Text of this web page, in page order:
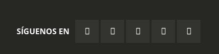
SÍGUENOS EN